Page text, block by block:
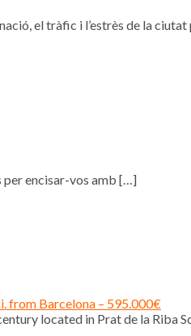
el tràfic i l’estrès de la
per encisar-vos amb […]
from Barcelona – 595.000€
located in Prat de la Riba